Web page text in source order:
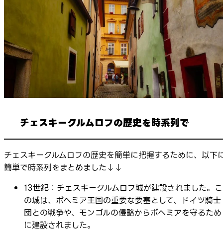
チェスキークルムロフの歴史を時系列で
チェスキークルムロフの歴史を簡単に把握するために、以下
簡単で時系列をまとめました↓↓
13世紀：チェスキークルムロフ城が建設されました。こ
の城は、ボヘミア王国の重要な要塞として、ドイツ騎士
団との戦争や、モンゴルの侵略からボヘミアを守るため
に建設されました。